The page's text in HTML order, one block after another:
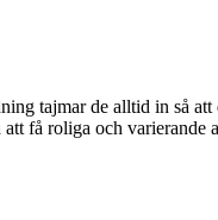
tajmar de alltid in så
få roliga och